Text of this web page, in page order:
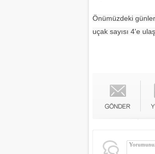
Önümüzdeki
uçak sayısı 4'e